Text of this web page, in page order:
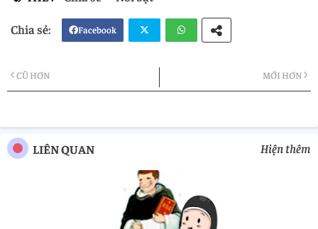
Facebook
MỚI HƠN
CŨ HƠN
LIÊN QUAN Hiện thêm